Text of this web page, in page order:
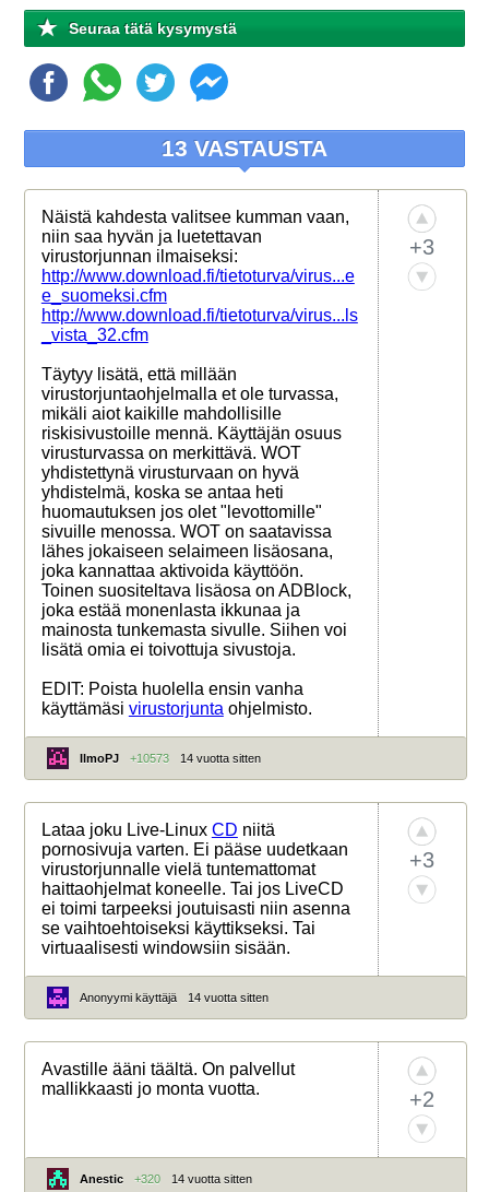
Seuraa tätä kysymystä
13 VASTAUSTA
Näistä kahdesta valitsee kumman vaan,
niin saa hyvän ja luetettavan
virustorjunnan ilmaiseksi:
http://www.download.fi/tietoturva/virus...e
e_suomeksi.cfm
http://www.download.fi/tietoturva/virus...ls
_vista_32.cfm
Täytyy lisätä, että millään
virustorjuntaohjelmalla et ole turvassa,
mikäli aiot kaikille mahdollisille
riskisivustoille mennä. Käyttäjän osuus
virusturvassa on merkittävä. WOT
yhdistettynä virusturvaan on hyvä
yhdistelmä, koska se antaa heti
huomautuksen jos olet "levottomille"
sivuille menossa. WOT on saatavissa
lähes jokaiseen selaimeen lisäosana,
joka kannattaa aktivoida käyttöön.
Toinen suositeltava lisäosa on ADBlock,
joka estää monenlasta ikkunaa ja
mainosta tunkemasta sivulle. Siihen voi
lisätä omia ei toivottuja sivustoja.
EDIT: Poista huolella ensin vanha
käyttämäsi virustorjunta ohjelmisto.
+3
IlmoPJ +10573 14 vuotta sitten
Lataa joku Live-Linux CD niitä
pornosivuja varten. Ei pääse uudetkaan
virustorjunnalle vielä tuntemattomat
haittaohjelmat koneelle. Tai jos LiveCD
ei toimi tarpeeksi joutuisasti niin asenna
se vaihtoehtoiseksi käyttikseksi. Tai
virtuaalisesti windowsiin sisään.
+3
Anonyymi käyttäjä 14 vuotta sitten
Avastille ääni täältä. On palvellut
mallikkaasti jo monta vuotta.
+2
Anestic +320 14 vuotta sitten